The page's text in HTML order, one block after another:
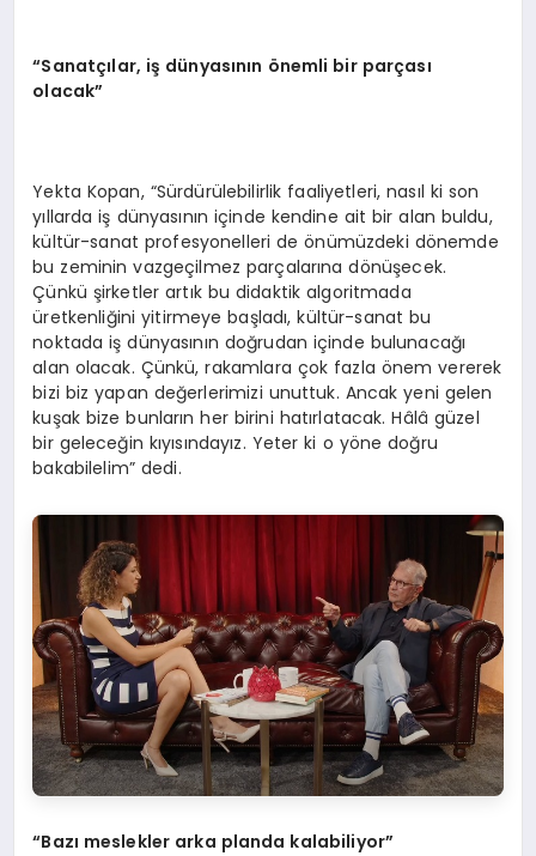
“Sanatçılar, iş dünyasının önemli bir parçası
olacak”
Yekta Kopan, “Sürdürülebilirlik faaliyetleri, nasıl ki son
yıllarda iş dünyasının içinde kendine ait bir alan buldu,
kültür-sanat profesyonelleri de önümüzdeki dönemde
bu zeminin vazgeçilmez parçalarına dönüşecek.
Çünkü şirketler artık bu didaktik algoritmada
üretkenliğini yitirmeye başladı, kültür-sanat bu
noktada iş dünyasının doğrudan içinde bulunacağı
alan olacak. Çünkü, rakamlara çok fazla önem vererek
bizi biz yapan değerlerimizi unuttuk. Ancak yeni gelen
kuşak bize bunların her birini hatırlatacak. Hâlâ güzel
bir geleceğin kıyısındayız. Yeter ki o yöne doğru
bakabilelim” dedi.
“Bazı meslekler arka planda kalabiliyor”